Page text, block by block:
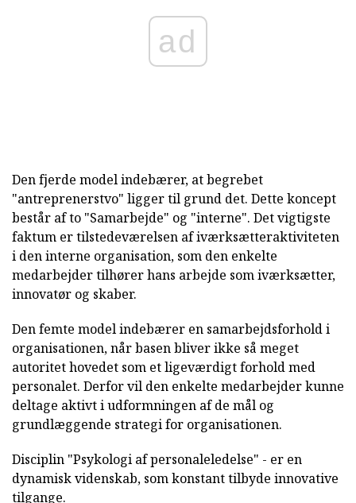
ad
Den fjerde model indebærer, at begrebet
"antreprenerstvo" ligger til grund det. Dette koncept
består af to "Samarbejde" og "interne". Det vigtigste
faktum er tilstedeværelsen af iværksætteraktiviteten
i den interne organisation, som den enkelte
medarbejder tilhører hans arbejde som iværksætter,
innovatør og skaber.
Den femte model indebærer en samarbejdsforhold i
organisationen, når basen bliver ikke så meget
autoritet hovedet som et ligeværdigt forhold med
personalet. Derfor vil den enkelte medarbejder kunne
deltage aktivt i udformningen af de mål og
grundlæggende strategi for organisationen.
Disciplin "Psykologi af personaleledelse" - er en
dynamisk videnskab, som konstant tilbyde innovative
tilgange.